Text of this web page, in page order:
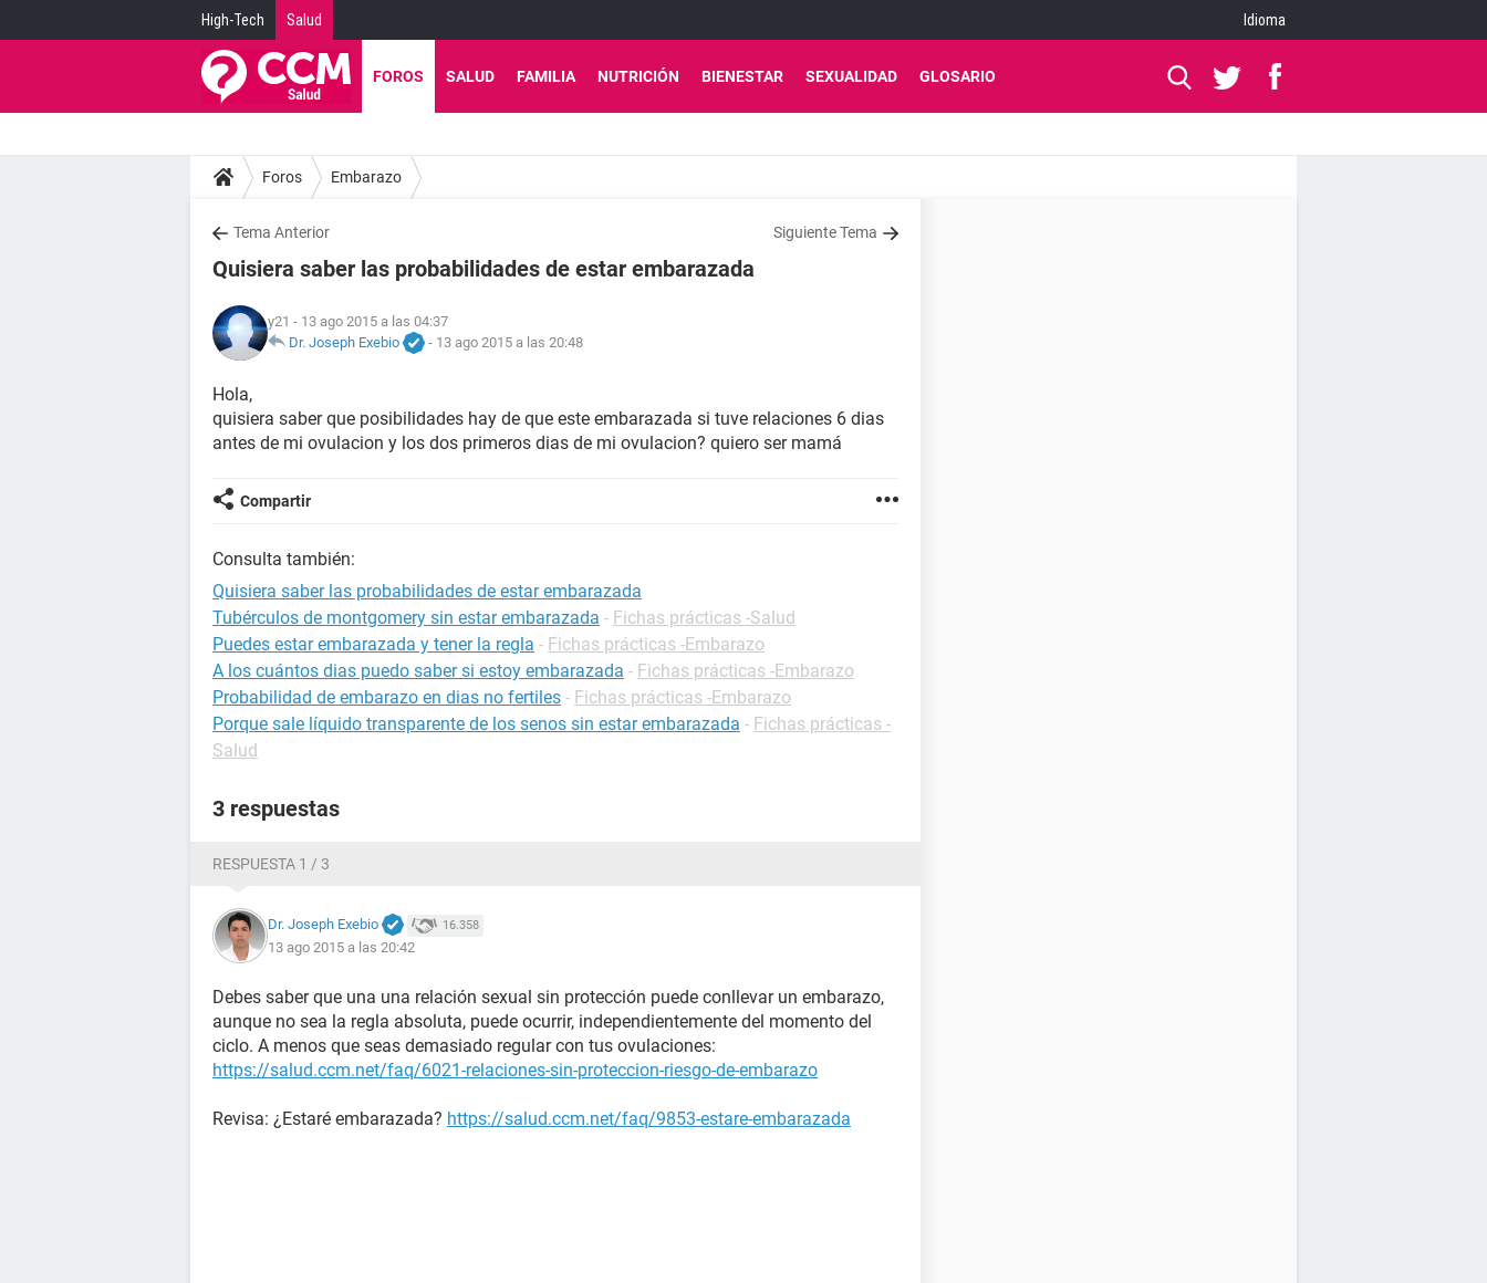
High-Tech Salud Idioma
FOROS SALUD FAMILIA NUTRICIÓN BIENESTAR SEXUALIDAD GLOSARIO
Foros Embarazo
Tema Anterior Siguiente Tema
Quisiera saber las probabilidades de estar embarazada
y21 - 13 ago 2015 a las 04:37
Dr. Joseph Exebio
- 13 ago 2015 a las 20:48
Hola,
quisiera saber que posibilidades hay de que este embarazada si tuve relaciones 6 dias
antes de mi ovulacion y los dos primeros dias de mi ovulacion? quiero ser mamá
Compartir
Consulta también:
Quisiera saber las probabilidades de estar embarazada
Tubérculos de montgomery sin estar embarazada - Fichas prácticas -Salud
Puedes estar embarazada y tener la regla - Fichas prácticas -Embarazo
A los cuántos dias puedo saber si estoy embarazada - Fichas prácticas -Embarazo
Probabilidad de embarazo en dias no fertiles - Fichas prácticas -Embarazo
Porque sale líquido transparente de los senos sin estar embarazada - Fichas prácticas -
Salud
3 respuestas
RESPUESTA 1 / 3
Dr. Joseph Exebio 16.358
13 ago 2015 a las 20:42
Debes saber que una una relación sexual sin protección puede conllevar un embarazo,
aunque no sea la regla absoluta, puede ocurrir, independientemente del momento del
ciclo. A menos que seas demasiado regular con tus ovulaciones:
https://salud.ccm.net/faq/6021-relaciones-sin-proteccion-riesgo-de-embarazo
Revisa: ¿Estaré embarazada? https://salud.ccm.net/faq/9853-estare-embarazada